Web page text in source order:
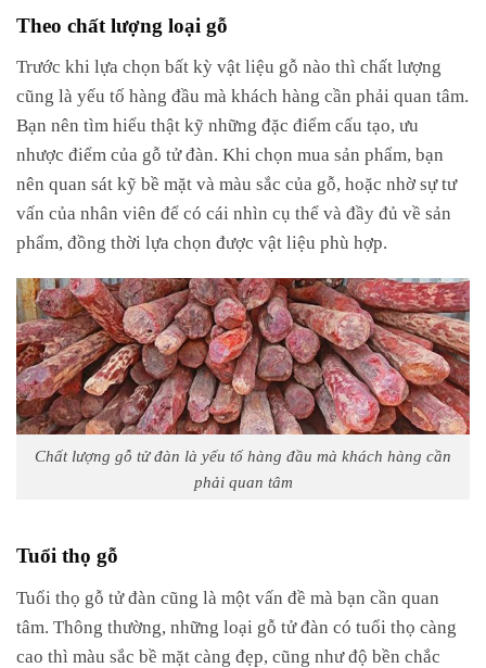
Theo chất lượng loại gỗ
Trước khi lựa chọn bất kỳ vật liệu gỗ nào thì chất lượng
cũng là yếu tố hàng đầu mà khách hàng cần phải quan tâm.
Bạn nên tìm hiểu thật kỹ những đặc điểm cấu tạo, ưu
nhược điểm của gỗ tử đàn. Khi chọn mua sản phẩm, bạn
nên quan sát kỹ bề mặt và màu sắc của gỗ, hoặc nhờ sự tư
vấn của nhân viên để có cái nhìn cụ thể và đầy đủ về sản
phẩm, đồng thời lựa chọn được vật liệu phù hợp.
Chất lượng gỗ tử đàn là yếu tố hàng đầu mà khách hàng cần
phải quan tâm
Tuổi thọ gỗ
Tuổi thọ gỗ tử đàn cũng là một vấn đề mà bạn cần quan
tâm. Thông thường, những loại gỗ tử đàn có tuổi thọ càng
cao thì màu sắc bề mặt càng đẹp, cũng như độ bền chắc